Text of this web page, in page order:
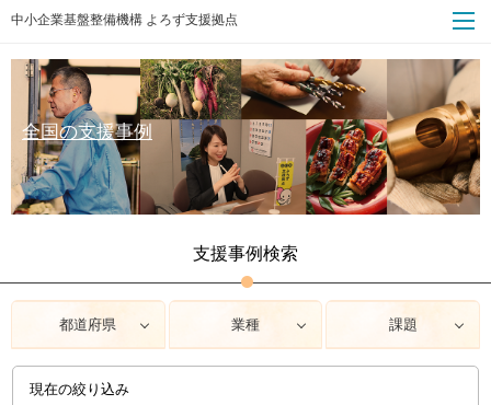
中小企業基盤整備機構 よろず支援拠点
全国の支援事例
支援事例検索
都道府県 業種 課題
現在の絞り込み